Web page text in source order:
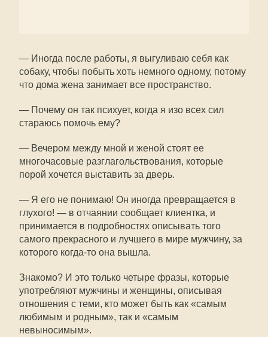
— Иногда после работы, я выгуливаю себя как
собаку, чтобы побыть хоть немного одному, потому
что дома жена занимает все пространство.
— Почему он так психует, когда я изо всех сил
стараюсь помочь ему?
— Вечером между мной и женой стоят ее
многочасовые разглагольствования, которые
порой хочется выставить за дверь.
— Я его не понимаю! Он иногда превращается в
глухого! — в отчаянии сообщает клиентка, и
принимается в подробностях описывать того
самого прекрасного и лучшего в мире мужчину, за
которого когда-то она вышла.
Знакомо? И это только четыре фразы, которые
употребляют мужчины и женщины, описывая
отношения с теми, кто может быть как «самым
любимым и родным», так и «самым
невыносимым».